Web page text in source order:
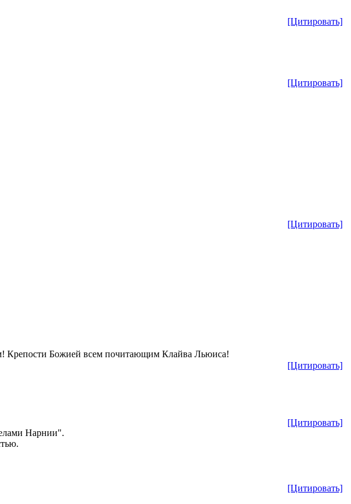
[Цитировать]
[Цитировать]
[Цитировать]
[Цитировать]
Крепости Божией всем почитающим Клайва Льюиса!
[Цитировать]
Нарнии".
[Цитировать]